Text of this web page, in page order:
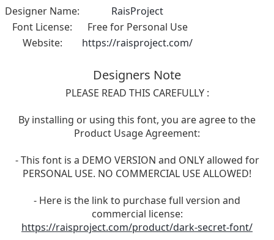
Designer Name:
RaisProject
Font License:
Free for Personal Use
Website:
https://raisproject.com/
Designers Note
PLEASE READ THIS CAREFULLY :
By installing or using this font, you are agree to the
Product Usage Agreement:
- This font is a DEMO VERSION and ONLY allowed for
PERSONAL USE. NO COMMERCIAL USE ALLOWED!
- Here is the link to purchase full version and
commercial license:
https://raisproject.com/product/dark-secret-font/